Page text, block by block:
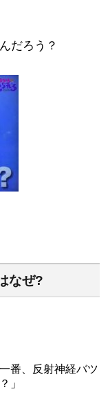
だろう？
なぜ?
番、反射神経バツ
」